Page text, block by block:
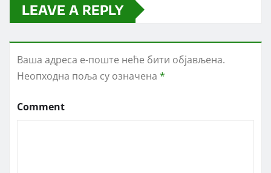
LEAVE A REPLY
Ваша адреса е-поште неће бити објављена.
Неопходна поља су означена *
Comment